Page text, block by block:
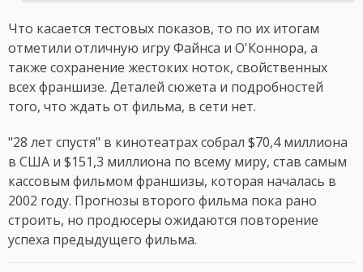
Что касается тестовых показов, то по их итогам
отметили отличную игру Файнса и О'Коннора, а
также сохранение жестоких ноток, свойственных
всех франшизе. Деталей сюжета и подробностей
того, что ждать от фильма, в сети нет.
"28 лет спустя" в кинотеатрах собрал $70,4 миллиона
в США и $151,3 миллиона по всему миру, став самым
кассовым фильмом франшизы, которая началась в
2002 году. Прогнозы второго фильма пока рано
строить, но продюсеры ожидаются повторение
успеха предыдущего фильма.